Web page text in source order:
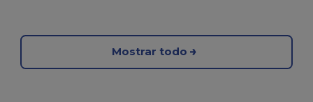
Mostrar todo